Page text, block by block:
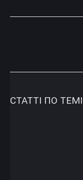
СТАТТІ ПО ТЕМІ